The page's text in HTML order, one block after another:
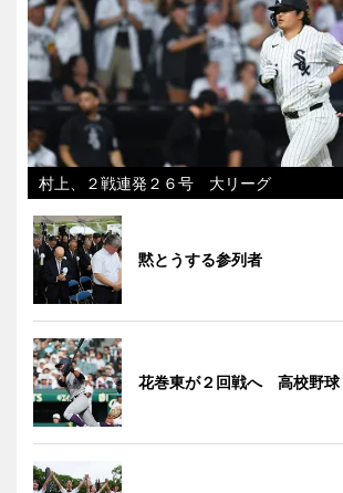
村上、２戦連発２６号 大リーグ
黙とうする参列者
花巻東が２回戦へ 高校野球